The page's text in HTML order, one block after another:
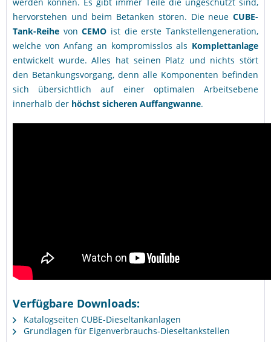
hervorstehen und beim Betanken stören. Die neue CUBE-
Tank-Reihe vonCEMO ist die erste Tankstellengeneration,
welche von Anfang an kompromisslos als Komplettanlage
entwickelt wurde. Alles hat seinen Platz und nichts stört
den Betankungsvorgang, denn alle Komponenten befinden
sich übersichtlich auf einer optimalen Arbeitsebene
innerhalb der höchst sicheren Auffangwanne.
Verfügbare Downloads:
Katalogseiten CUBE-Dieseltankanlagen
Grundlagen für Eigenverbrauchs-Dieseltankstellen